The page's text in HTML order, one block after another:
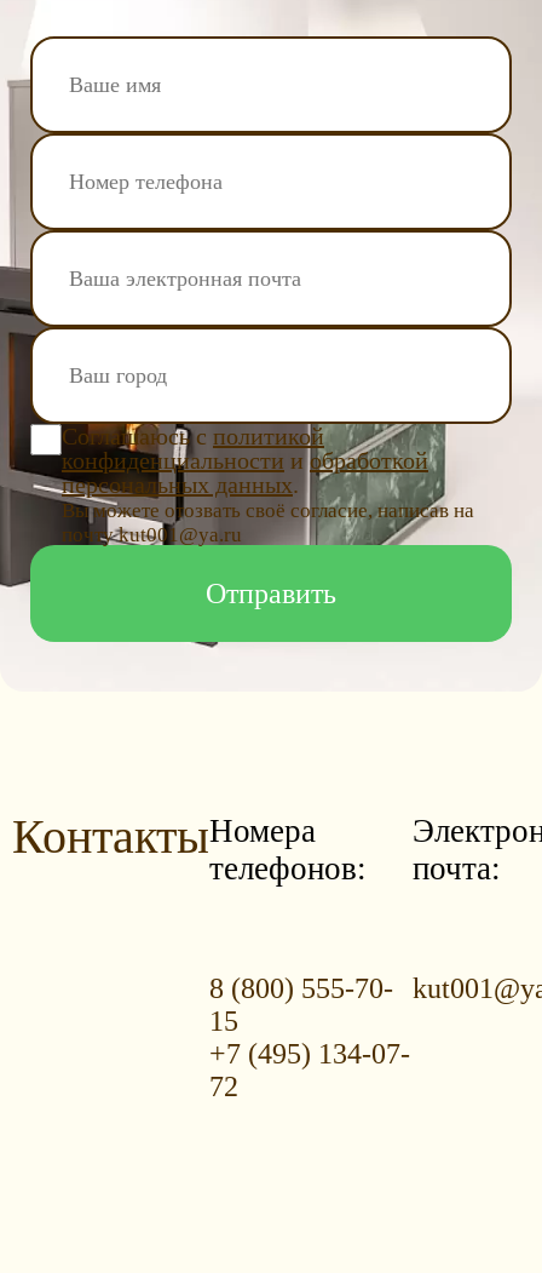
Соглашаюсь с политикой
конфиденциальности и обработкой
персональных данных.
Вы можете отозвать своё согласие, написав на
почту kut001@ya.ru
КонтактыНомера
телефонов:
8 (800) 555-70-
15
+7 (495) 134-07-
72
почта: